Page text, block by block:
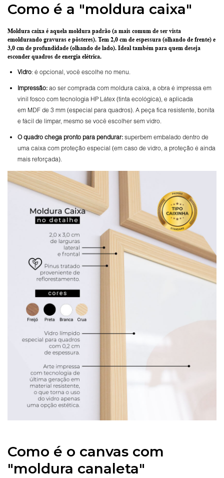
Como é a "moldura caixa"
Moldura caixa é aquela moldura padrão (a mais comum de ser vista
emoldurando gravuras e pôsteres). Tem 2,0 cm de espessura (olhando de frente) e
3,0 cm de profundidade (olhando de lado). Ideal também para quem deseja
esconder quadros de energia elétrica.
Vidro: é opcional, você escolhe no menu.
Impressão: ao ser comprada com moldura caixa, a obra é impressa em
vinil fosco com tecnologia HP Látex (tinta ecológica), e aplicada
em MDF de 3 mm (especial para quadros). A peça fica resistente, bonita
e fácil de limpar, mesmo se você escolher sem vidro.
Oquadro chega pronto para pendurar: superbem embalado dentro de
uma caixa com proteção especial (em caso de vidro, a proteção é ainda
mais reforçada).
Como é o canvas com
"moldura canaleta"